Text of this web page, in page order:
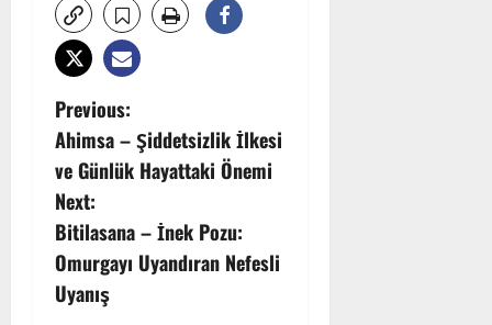
P
o
s
t
n
Previous:
Ahimsa – Şiddetsizlik İlkesi
ve Günlük Hayattaki Önemi
Next:
Bitilasana – İnek Pozu:
Omurgayı Uyandıran Nefesli
Uyanış